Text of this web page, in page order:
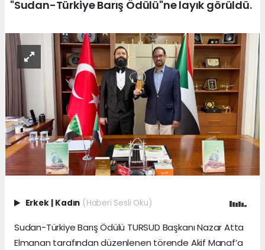
"Sudan-Türkiye Barış Ödülü"ne layık görüldü.
Erkek | Kadın (Haberi Sesli Oku)
Sudan-Türkiye Barış Ödülü TURSUD Başkanı Nazar Atta
Elmanan tarafından düzenlenen törende Akif Manaf’a